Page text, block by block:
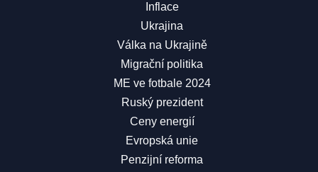
Inflace
Ukrajina
Válka na Ukrajině
Migrační politika
ME ve fotbale 2024
Ruský prezident
Ceny energií
Evropská unie
Penzijní reforma